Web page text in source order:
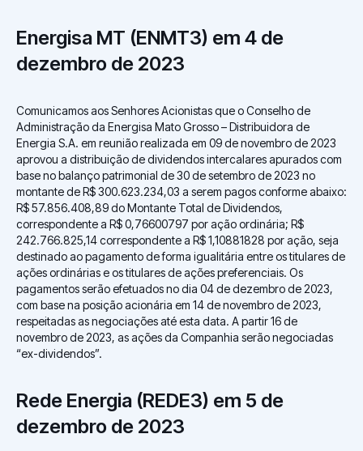
Energisa MT (ENMT3) em 4 de
dezembro de 2023
Comunicamos aos Senhores Acionistas que o Conselho de
Administração da Energisa Mato Grosso – Distribuidora de
Energia S.A. em reunião realizada em 09 de novembro de 2023
aprovou a distribuição de dividendos intercalares apurados com
base no balanço patrimonial de 30 de setembro de 2023 no
montante de R$ 300.623.234,03 a serem pagos conforme abaixo:
R$ 57.856.408,89 do Montante Total de Dividendos,
correspondente a R$ 0,76600797 por ação ordinária; R$
242.766.825,14 correspondente a R$ 1,10881828 por ação, seja
destinado ao pagamento de forma igualitária entre os titulares de
ações ordinárias e os titulares de ações preferenciais. Os
pagamentos serão efetuados no dia 04 de dezembro de 2023,
com base na posição acionária em 14 de novembro de 2023,
respeitadas as negociações até esta data. A partir 16 de
novembro de 2023, as ações da Companhia serão negociadas
“ex-dividendos”.
Rede Energia (REDE3) em 5 de
dezembro de 2023